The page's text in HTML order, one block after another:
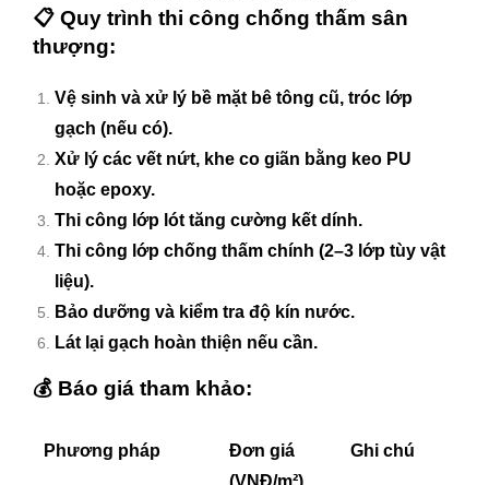
📋 Quy trình thi công chống thấm sân
thượng:
Vệ sinh và xử lý bề mặt bê tông cũ, tróc lớp
gạch (nếu có).
Xử lý các vết nứt, khe co giãn bằng keo PU
hoặc epoxy.
Thi công lớp lót tăng cường kết dính.
Thi công lớp chống thấm chính (2–3 lớp tùy vật
liệu).
Bảo dưỡng và kiểm tra độ kín nước.
Lát lại gạch hoàn thiện nếu cần.
💰 Báo giá tham khảo:
Phương pháp
Đơn giá
(VNĐ/m²)
Ghi chú